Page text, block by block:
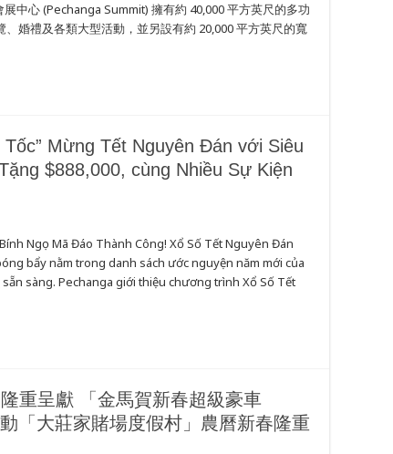
中心 (Pechanga Summit) 擁有約 40,000 平方英尺的多功
婚禮及各類大型活動，並另設有約 20,000 平方英尺的寬
Mừng Tết Nguyên Đán với Siêu
$888,000, cùng Nhiều Sự Kiện
Ngọ Mã Đáo Thành Công! Xổ Số Tết Nguyên Đán
bẩy nằm trong danh sách ước nguyện năm mới của
sàng. Pechanga giới thiệu chương trình Xổ Số Tết
重呈獻 「金馬賀新春超級豪車
「大莊家賭場度假村」農曆新春隆重